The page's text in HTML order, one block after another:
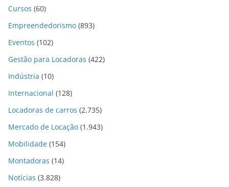
Cursos (60)
Empreendedorismo (893)
Eventos (102)
Gestão para Locadoras (422)
Indústria (10)
Internacional (128)
Locadoras de carros (2.735)
Mercado de Locação (1.943)
Mobilidade (154)
Montadoras (14)
Notícias (3.828)